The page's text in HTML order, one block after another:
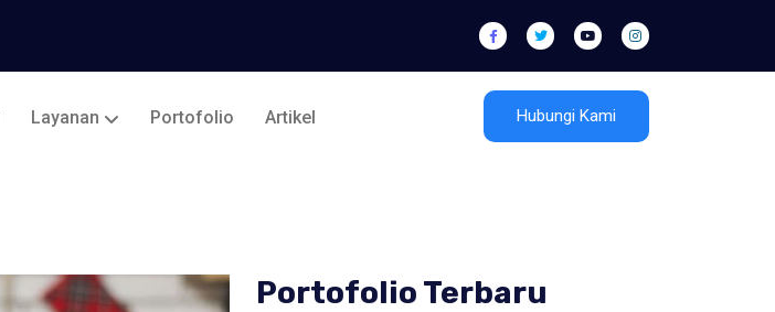
Layanan Portofolio Artikel Hubungi Kami
Portofolio Terbaru